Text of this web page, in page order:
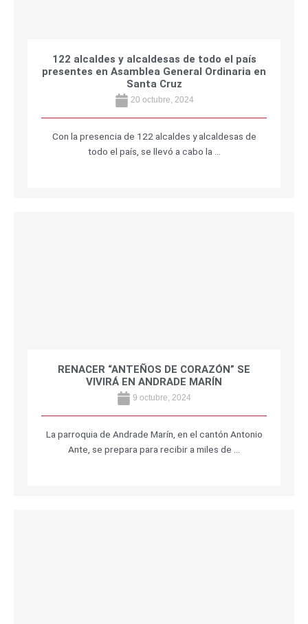
122 alcaldes y alcaldesas de todo el país
presentes en Asamblea General Ordinaria en
Santa Cruz
20 octubre, 2024
Con la presencia de 122 alcaldes y alcaldesas de
todo el país, se llevó a cabo la …
RENACER “ANTEÑOS DE CORAZÓN” SE
VIVIRÁ EN ANDRADE MARÍN
9 octubre, 2024
La parroquia de Andrade Marín, en el cantón Antonio
Ante, se prepara para recibir a miles de …